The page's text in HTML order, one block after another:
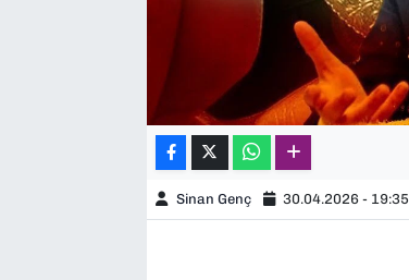
Sinan Genç 30.04.2026 - 19:35